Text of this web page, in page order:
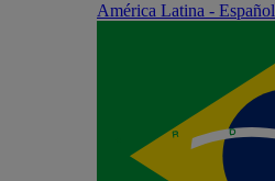
América Latina - Español